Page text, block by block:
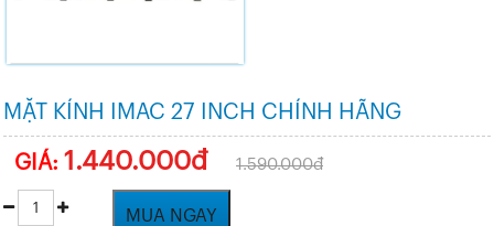
MẶT KÍNH IMAC 27 INCH CHÍNH HÃNG
GIÁ: 1.440.000đ 1.590.000đ
MUA NGAY